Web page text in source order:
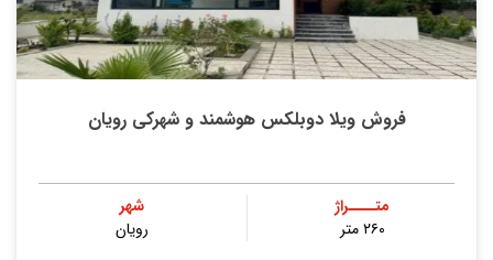
فروش ویلا دوبلکس هوشمند و شهرکی رویان
متــــراژ
۲۶۰ متر
شهر
رویان